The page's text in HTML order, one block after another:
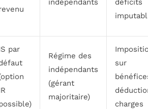
indépendants
déficits
par
Régime des
indépendants
(gérant
majoritaire)
sur
charges